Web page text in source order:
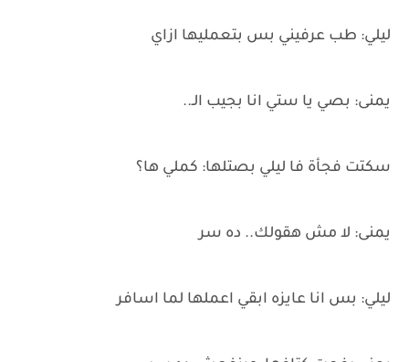
ليلي: طب عرفيني بس بتعمليها ازاي
يمنى: بصي يا ستي انا بجيب الـ..
سكتت فجأة فا ليلي بصتلها: كملي ها؟
يمنى: لا مش هقولك.. ده سر
ليلي: بس انا عايزه ابقي اعملها لما اسافر